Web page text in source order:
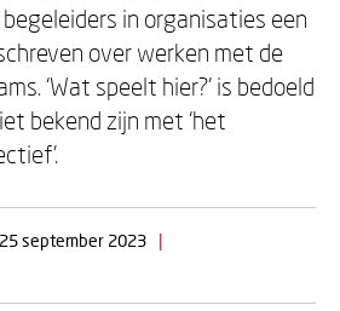
in organisaties een
over werken met de
‘Wat speelt hier?’ is bedoeld
bekend zijn met ‘het
25 september 2023
|